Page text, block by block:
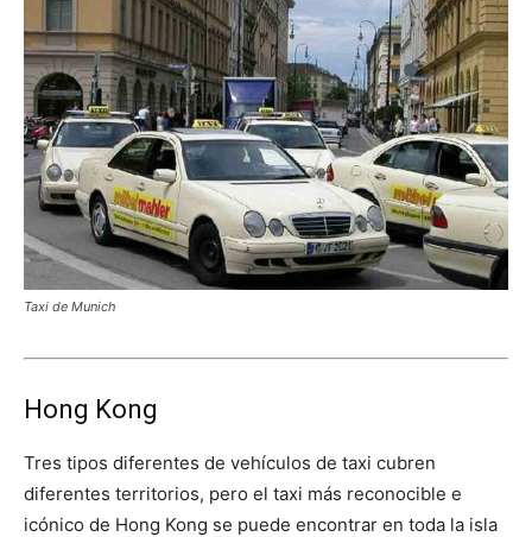
Taxi de Munich
Hong Kong
Tres tipos diferentes de vehículos de taxi cubren
diferentes territorios, pero el taxi más reconocible e
icónico de Hong Kong se puede encontrar en toda la isla